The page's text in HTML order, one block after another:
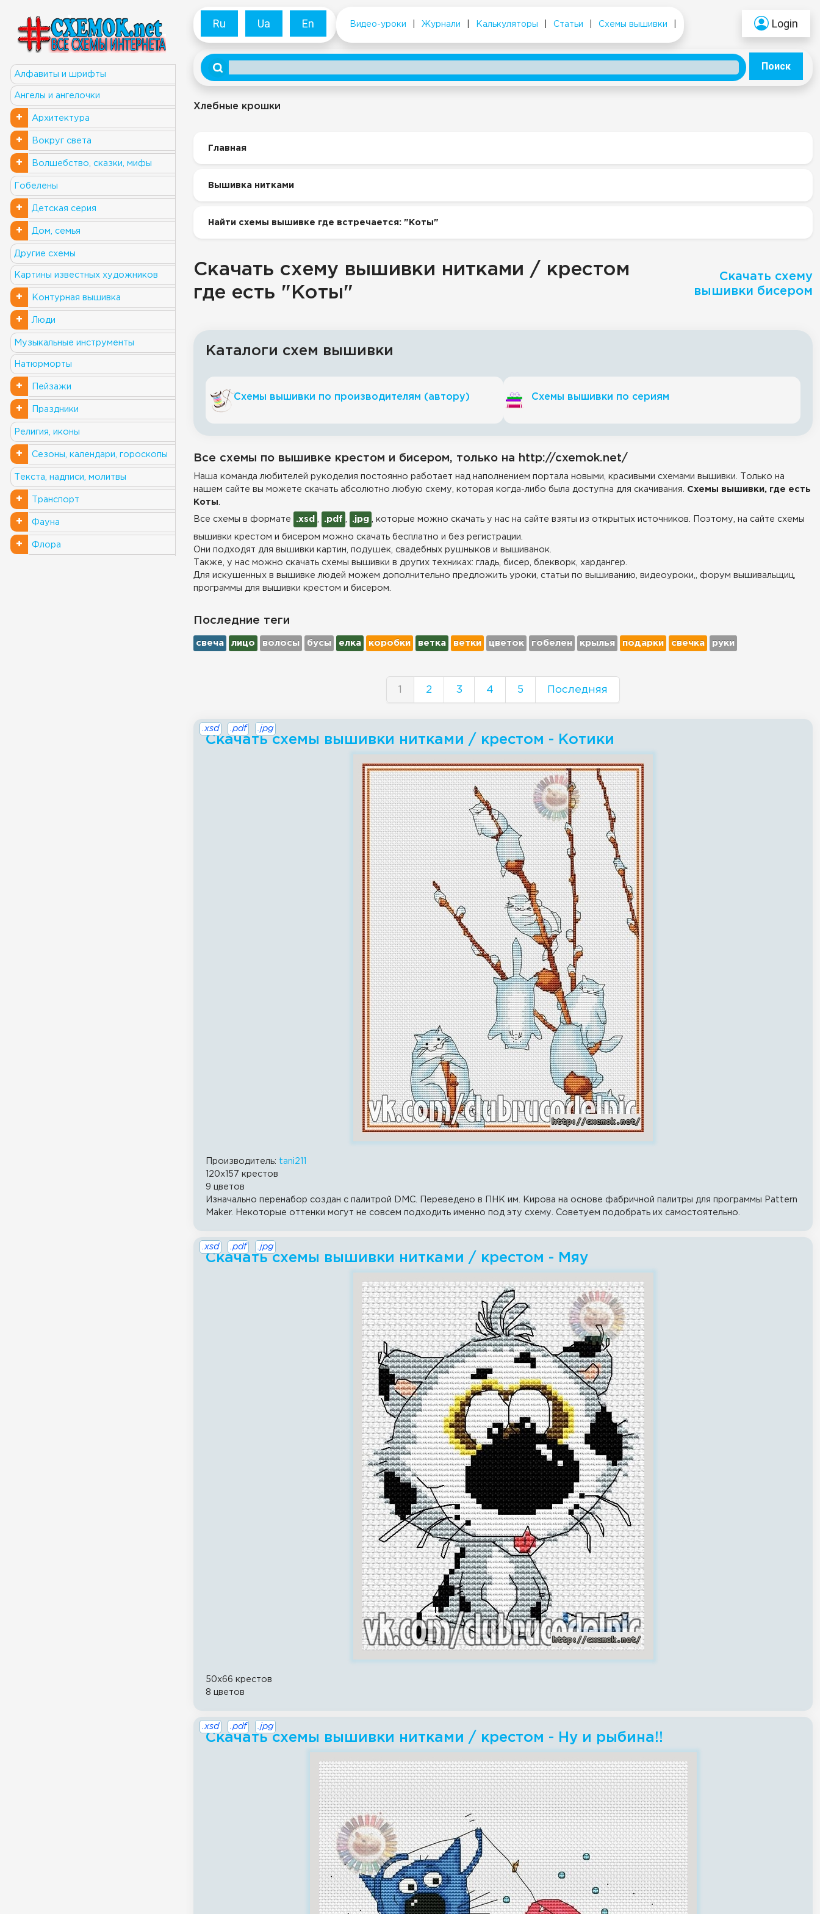
Алфавиты и шрифты
Ангелы и ангелочки
+ Архитектура
+ Вокруг света
+ Волшебство, сказки, мифы
Гобелены
+ Детская серия
+ Дом, семья
Другие схемы
Картины известных художников
+ Контурная вышивка
+ Люди
Музыкальные инструменты
Натюрморты
+ Пейзажи
+ Праздники
Религия, иконы
+ Сезоны, календари, гороскопы
Текста, надписи, молитвы
+ Транспорт
+ Фауна
+ Флора
Ru Ua En Видео-уроки Журнали Калькуляторы Статьи Схемы вышивки Login
Поиск
Хлебные крошки
Главная
Вышивка нитками
Найти схемы вышивке где встречается: "Коты"
Скачать схему вышивки нитками / крестом
где есть "Коты"
Скачать схему
вышивки бисером
Каталоги схем вышивки
Схемы вышивки по производителям (автору) Схемы вышивки по сериям
Все схемы по вышивке крестом и бисером, только на http://cxemok.net/
Наша команда любителей рукоделия постоянно работает над наполнением портала новыми, красивыми схемами вышивки. Только на
нашем сайте вы можете скачать абсолютно любую схему, которая когда-либо была доступна для скачивания. Схемы вышивки, где есть
Коты
Все схемы в формате .xsd .pdf .jpg , которые можно скачать у нас на сайте взяты из открытых источников. Поэтому, на сайте схемы
вышивки крестом и бисером можно скачать бесплатно и без регистрации.
Они подходят для вышивки картин, подушек, свадебных рушныков и вышиванок.
Также, у нас можно скачать схемы вышивки в других техниках: гладь, бисер, блекворк, хардангер.
Для искушенных в вышивке людей можем дополнительно предложить уроки, статьи по вышиванию, видеоуроки,, форум вышивальщиц,
программы для вышивки крестом и бисером.
Последние теги
свеча лицо волосы бусы елка коробки ветка ветки цветок гобелен крылья подарки свечка руки
1 2 3 4 5 Последняя
Скачать схемы вышивки нитками / крестом - Котики
.xsd .pdf .jpg
Производитель: tani211
120x157 крестов
9 цветов
Изначально перенабор создан с палитрой DMC. Переведено в ПНК им. Кирова на основе фабричной палитры для программы Pattern
Maker. Некоторые оттенки могут не совсем подходить именно под эту схему. Советуем подобрать их самостоятельно.
Скачать схемы вышивки нитками / крестом - Мяу
.xsd .pdf .jpg
50x66 крестов
8 цветов
Скачать схемы вышивки нитками / крестом - Ну и рыбина!!
.xsd .pdf .jpg